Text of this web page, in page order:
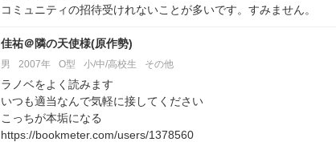
コミュニティの招待受けれないことが多いです。すみません。
佳祐＠隣の天使様(原作勢)
男 2007年 O型 小/中/高校生 その他
ラノベをよく読みます
いつも適当なんで気軽に接してください
こっちが本垢になる
https://bookmeter.com/users/1378560